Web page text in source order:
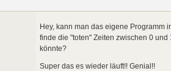
Hey, kann man das eigene Programm
finde die "toten" Zeiten zwischen 0
könnte?
Super das es wieder läuft!! Genial!!